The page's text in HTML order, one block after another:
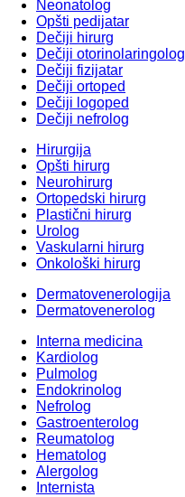
Neonatolog
Opšti pedijatar
Dečiji hirurg
Dečiji otorinolaringolog
Dečiji fizijatar
Dečiji ortoped
Dečiji logoped
Dečiji nefrolog
Hirurgija
Opšti hirurg
Neurohirurg
Ortopedski hirurg
Plastični hirurg
Urolog
Vaskularni hirurg
Onkološki hirurg
Dermatovenerologija
Dermatovenerolog
Interna medicina
Kardiolog
Pulmolog
Endokrinolog
Nefrolog
Gastroenterolog
Reumatolog
Hematolog
Alergolog
Internista